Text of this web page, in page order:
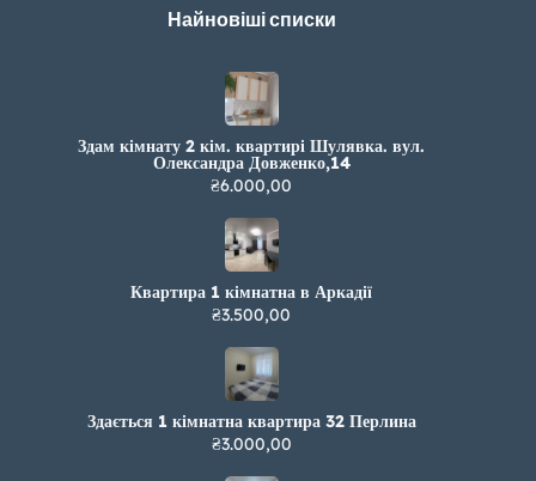
Найновіші списки
Здам кімнату 2 кім. квартирі Шулявка. вул.
Олександра Довженко,14
₴6.000,00
Квартира 1 кімнатна в Аркадії
₴3.500,00
Здається 1 кімнатна квартира 32 Перлина
₴3.000,00